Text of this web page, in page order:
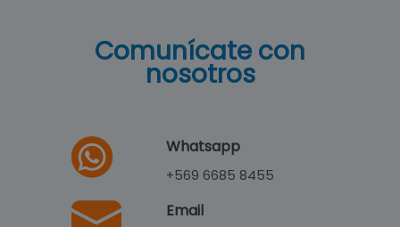
Ramiro Maffei
San Vicente
Ingeniería
Comunícate con
nosotros
Whatsapp
+569 6685 8455
Email